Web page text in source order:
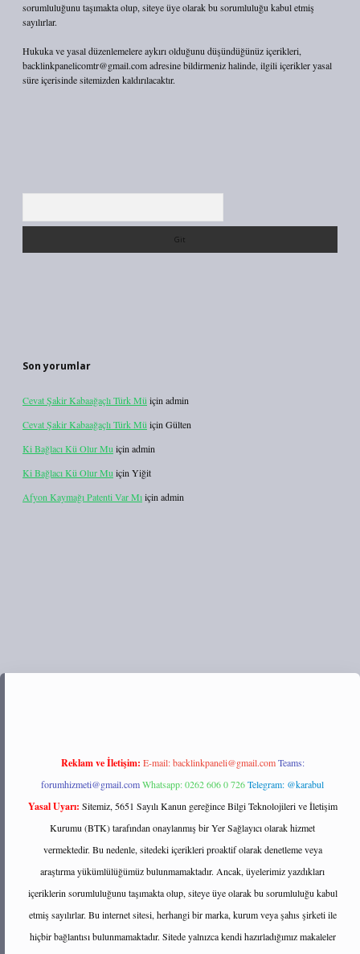
sorumluluğunu taşımakta olup, siteye üye olarak bu sorumluluğu kabul etmiş
sayılırlar.
Hukuka ve yasal düzenlemelere aykırı olduğunu düşündüğünüz içerikleri,
backlinkpanelicomtr@gmail.comadresine bildirmeniz halinde, ilgili içerikler yasal
süre içerisinde sitemizden kaldırılacaktır.
Son yorumlar
Cevat Şakir Kabaağaçlı Türk Mü için admin
Cevat Şakir Kabaağaçlı Türk Mü için Gülten
Ki Bağlacı Kü Olur Mu için admin
Ki Bağlacı Kü Olur Mu için Yiğit
Afyon Kaymağı Patenti Var Mıiçin admin
tulipbett.net/
Reklam ve İletişim: E-mail:backlinkpaneli@gmail.com Teams:
forumhizmeti@gmail.comWhatsapp: 0262 606 0 726Telegram: @karabul
Yasal Uyarı: Sitemiz, 5651 Sayılı Kanun gereğince Bilgi Teknolojileri ve İletişim
Kurumu (BTK) tarafından onaylanmış bir Yer Sağlayıcı olarak hizmet
vermektedir. Bu nedenle, sitedeki içerikleri proaktif olarak denetleme veya
araştırma yükümlülüğümüz bulunmamaktadır. Ancak, üyelerimiz yazdıkları
içeriklerin sorumluluğunu taşımakta olup, siteye üye olarak bu sorumluluğu kabul
etmiş sayılırlar. Bu internet sitesi, herhangi bir marka, kurum veya şahıs şirketi ile
hiçbir bağlantısı bulunmamaktadır. Sitede yalnızca kendi hazırladığımız makaleler